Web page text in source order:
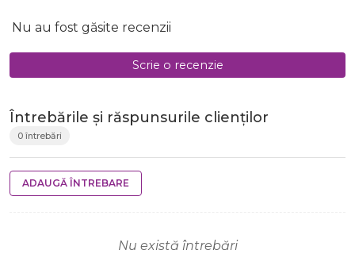
Nu au fost găsite recenzii
Scrie o recenzie
Întrebările și răspunsurile clienților
0 întrebări
ADAUGĂ ÎNTREBARE
Nu există întrebări